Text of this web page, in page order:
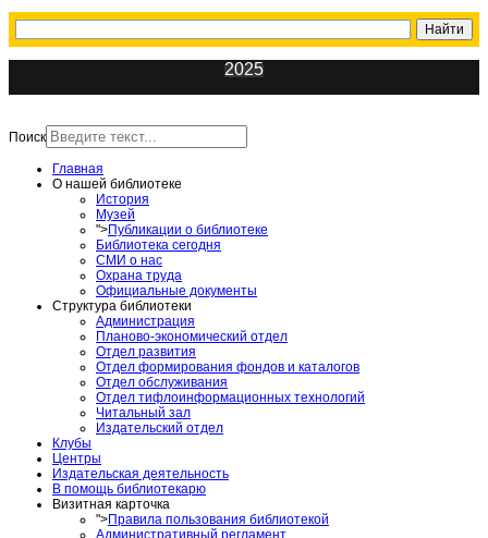
2025
Поиск
Главная
О нашей библиотеке
История
Музей
">Публикации о библиотеке
Библиотека сегодня
СМИ о нас
Охрана труда
Официальные документы
Структура библиотеки
Администрация
Планово-экономический отдел
Отдел развития
Отдел формирования фондов и каталогов
Отдел обслуживания
Отдел тифлоинформационных технологий
Читальный зал
Издательский отдел
Клубы
Центры
Издательская деятельность
В помощь библиотекарю
Визитная карточка
">Правила пользования библиотекой
Административный регламент